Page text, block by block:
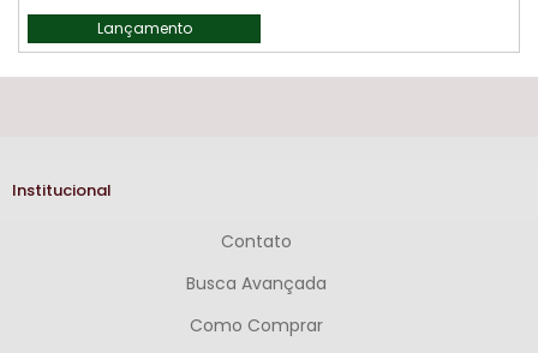
Lançamento
Institucional
Contato
Busca Avançada
Como Comprar